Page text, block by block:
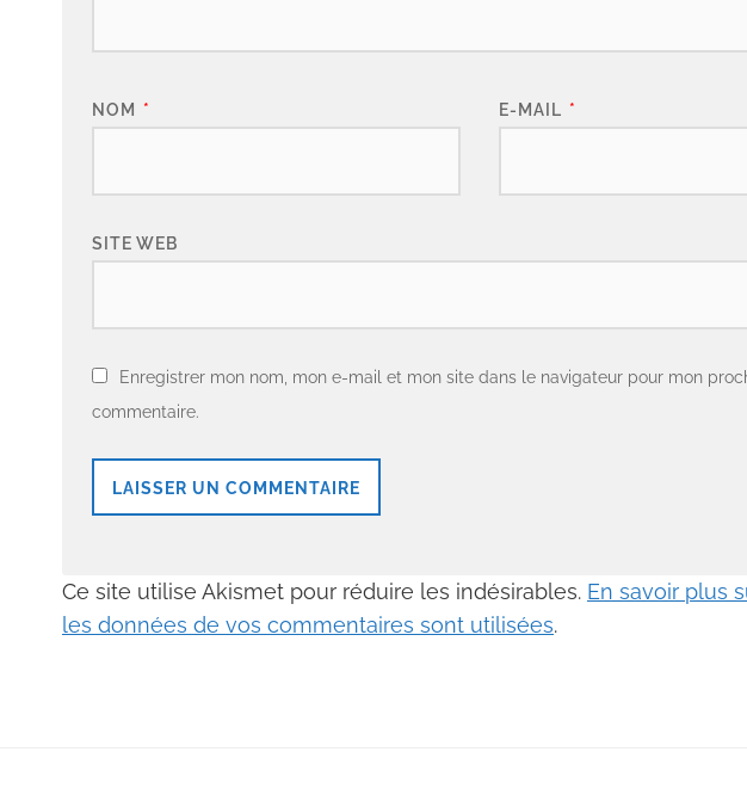
NOM * E-MAIL *
SITE WEB
Enregistrer mon nom, mon e-mail et mon site dans le navigateur pour mon
commentaire.
Ce site utilise Akismet pour réduire les indésirables. En savoir plus
les données de vos commentaires sont utilisées.